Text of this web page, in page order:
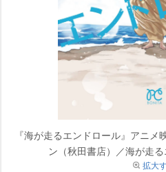
『海が走るエンドロール』アニ
ン（秋田書店）／海が走
拡大